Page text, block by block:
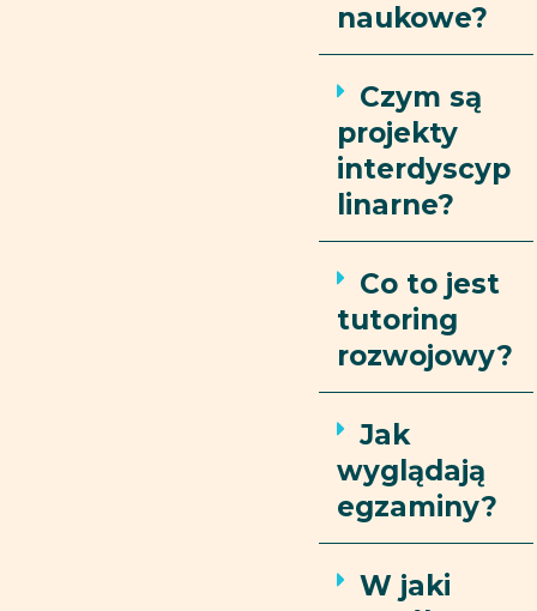
naukowe?
Czym są
projekty
interdyscyp
linarne?
Co to jest
tutoring
rozwojowy?
Jak
wyglądają
egzaminy?
W jaki